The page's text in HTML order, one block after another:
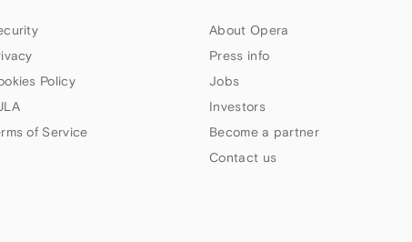
Policy
of Service
About Opera
Press info
Jobs
Investors
Become a partner
Contact us